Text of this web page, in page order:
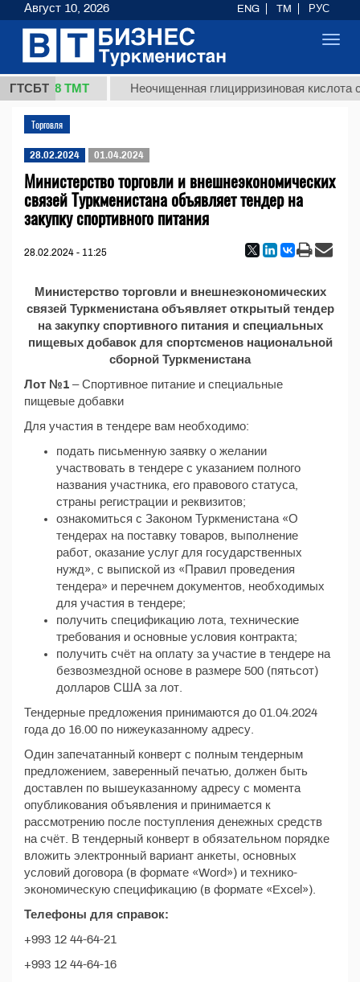
ГТСБТ
37,8 ТМТ Неочищенная глицирризиновая кислота
Торговля
28.02.2024 01.04.2024
Министерство торговли и внешнеэкономических
связей Туркменистана объявляет тендер на
закупку спортивного питания
28.02.2024 - 11:25
Министерство торговли и внешнеэкономических
связей Туркменистана объявляет открытый тендер
на закупку спортивного питания и специальных
пищевых добавок для спортсменов национальной
сборной Туркменистана
Лот №1 – Спортивное питание и специальные
пищевые добавки
Для участия в тендере вам необходимо:
подать письменную заявку о желании
участвовать в тендере с указанием полного
названия участника, его правового статуса,
страны регистрации и реквизитов;
ознакомиться с Законом Туркменистана «О
тендерах на поставку товаров, выполнение
работ, оказание услуг для государственных
нужд», с выпиской из «Правил проведения
тендера» и перечнем документов, необходимых
для участия в тендере;
получить спецификацию лота, технические
требования и основные условия контракта;
получить счёт на оплату за участие в тендере на
безвозмездной основе в размере 500 (пятьсот)
долларов США за лот.
Тендерные предложения принимаются до 01.04.2024
года до 16.00 по нижеуказанному адресу.
Один запечатанный конверт с полным тендерным
предложением, заверенный печатью, должен быть
доставлен по вышеуказанному адресу с момента
опубликования объявления и принимается к
рассмотрению после поступления денежных средств
на счёт. В тендерный конверт в обязательном порядке
вложить электронный вариант анкеты, основных
условий договора (в формате «Word») и технико-
экономическую спецификацию (в формате «Excel»).
Телефоны для справок:
+993 12 44-64-21
+993 12 44-64-16
Август 10, 2026 ENG TM РУС